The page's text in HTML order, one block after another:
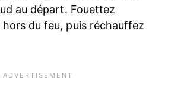
au départ. Fouettez
du feu, puis réchauffez